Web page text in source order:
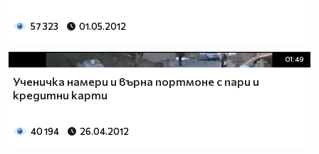
57 323 01.05.2012
01:49
Ученичка намери и върна портмоне с пари и
кредитни карти
40 194 26.04.2012